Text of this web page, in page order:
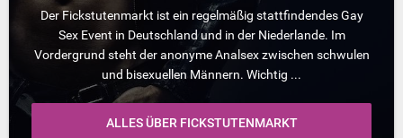
Der Fickstutenmarkt ist ein regelmäßig stattfindendes Gay
Sex Event in Deutschland und in der Niederlande. Im
Vordergrund steht der anonyme Analsex zwischen schwulen
und bisexuellen Männern. Wichtig ...
ALLES ÜBER FICKSTUTENMARKT